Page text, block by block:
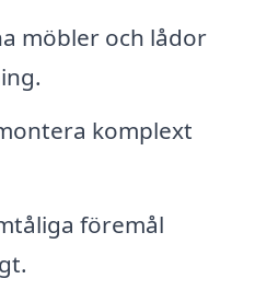
möbler och lådor
komplext
föremål